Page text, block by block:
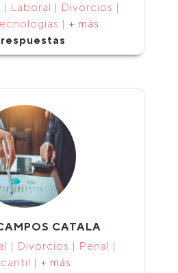
| Laboral | Divorcios |
| + más
CATALA
| Divorcios | Penal |
| + más